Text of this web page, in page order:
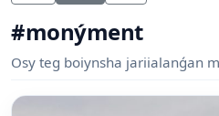
#monýment
Osy teg boiynsha jariialanǵan